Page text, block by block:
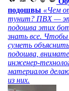
подошвы «Чем
тунит? ПВХ —
подошва этих
знать все. Чтобы
суметь
подошва,
инженер-
материалов
из них.